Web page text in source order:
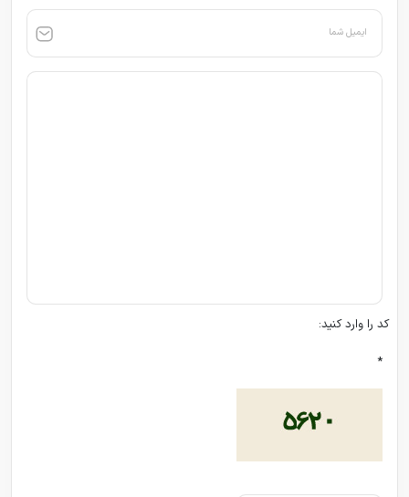
ایمیل شما
کد را وارد کنید:
*